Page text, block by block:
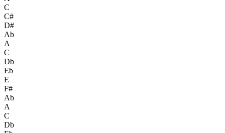
C
C#
D#
Ab
A
C
Db
Eb
E
F#
Ab
A
C
Db